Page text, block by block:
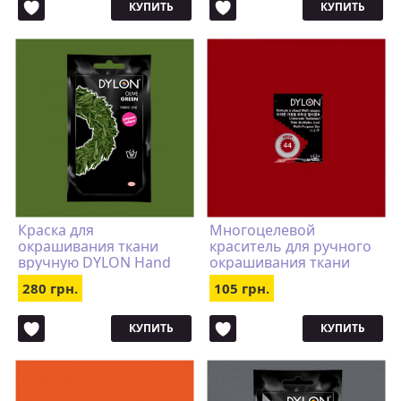
КУПИТЬ КУПИТЬ
Краска для
окрашивания ткани
вручную DYLON Hand
Use Olive Green
280 грн.
КУПИТЬ
Многоцелевой
краситель для ручного
окрашивания ткани
DYLON Multipurpose
Cerise
105 грн.
КУПИТЬ